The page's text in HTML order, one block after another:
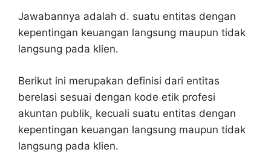
Jawabannya adalah d. suatu entitas dengan
kepentingan keuangan langsung maupun tidak
langsung pada klien.
Berikut ini merupakan definisi dari entitas
berelasi sesuai dengan kode etik profesi
akuntan publik, kecuali suatu entitas dengan
kepentingan keuangan langsung maupun tidak
langsung pada klien.